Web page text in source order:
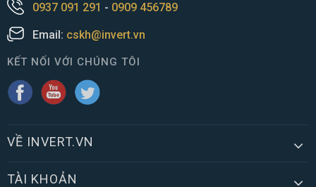
0937 091 291 - 0909 456789
Email: cskh@invert.vn
KẾT NỐI VỚI CHÚNG TÔI
VỀ INVERT.VN
TÀI KHOẢN